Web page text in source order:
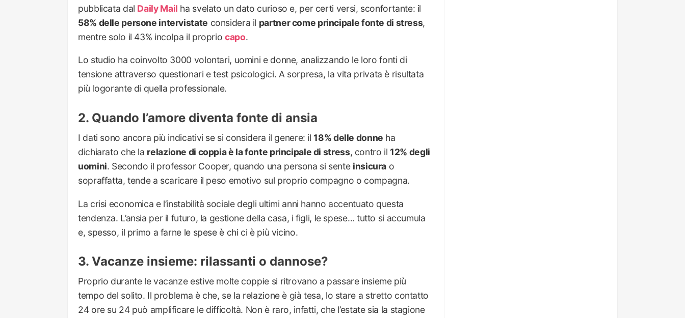
pubblicata dal Daily Mail ha svelato un dato curioso e, per certi versi, sconfortante: il
58% delle persone intervistate considera il partner come principale fonte di stress,
mentre solo il 43% incolpa il proprio capo.
Lo studio ha coinvolto 3000 volontari, uomini e donne, analizzando le loro fonti di
tensione attraverso questionari e test psicologici. A sorpresa, la vita privata è risultata
più logorante di quella professionale.
Quando l’amore diventa fonte di ansia
I dati sono ancora più indicativi se si considera il genere: il 18% delle donne ha
dichiarato che la relazione di coppia è la fonte principale di stress, contro il 12% degli
uomini. Secondo il professor Cooper, quando una persona si sente insicura o
sopraffatta, tende a scaricare il peso emotivo sul proprio compagno o compagna.
La crisi economica e l’instabilità sociale degli ultimi anni hanno accentuato questa
tendenza. L’ansia per il futuro, la gestione della casa, i figli, le spese… tutto si accumula
e, spesso, il primo a farne le spese è chi ci è più vicino.
Vacanze insieme: rilassanti o dannose?
Proprio durante le vacanze estive molte coppie si ritrovano a passare insieme più
tempo del solito. Il problema è che, se la relazione è già tesa, lo stare a stretto contatto
24 ore su 24 può amplificare le difficoltà. Non è raro, infatti, che l’estate sia la stagione